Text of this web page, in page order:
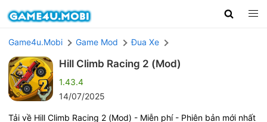
Game4u.Mobi Game Mod Đua Xe
Hill Climb Racing 2 (Mod)
1.43.4
14/07/2025
Tải về Hill Climb Racing 2 (Mod) - Miễn phí - Phiên bản mới nhất